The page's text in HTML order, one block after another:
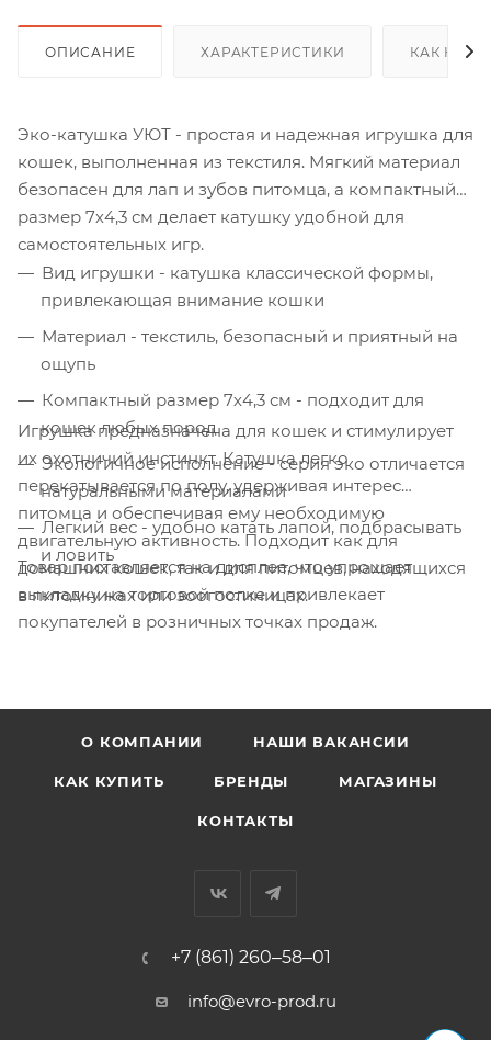
ОПИСАНИЕ ХАРАКТЕРИСТИКИ КАК
Эко-катушка УЮТ - простая и надежная игрушка для
кошек, выполненная из текстиля. Мягкий материал
безопасен для лап и зубов питомца, а компактный
размер 7х4,3 см делает катушку удобной для
самостоятельных игр.
Вид игрушки - катушка классической формы,
привлекающая внимание кошки
Материал - текстиль, безопасный и приятный на
ощупь
Компактный размер 7х4,3 см - подходит для
кошек любых пород
Экологичное исполнение - серия эко отличается
натуральными материалами
Легкий вес - удобно катать лапой, подбрасывать
и ловить
Игрушка предназначена для кошек и стимулирует
их охотничий инстинкт. Катушка легко
перекатывается по полу, удерживая интерес
питомца и обеспечивая ему необходимую
двигательную активность. Подходит как для
домашних кошек, так и для питомцев, находящихся
в питомниках или зоогостиницах.
Товар поставляется на дисплее, что упрощает
выкладку на торговой полке и привлекает
покупателей в розничных точках продаж.
О КОМПАНИИ НАШИ ВАКАНСИИ
КАК КУПИТЬ БРЕНДЫ МАГАЗИНЫ
КОНТАКТЫ
+7 (861) 260‒58‒01
info@evro-prod.ru